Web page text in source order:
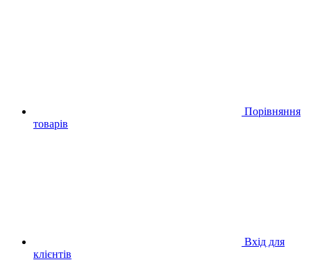
Порівняння
товарів
Вхід для
клієнтів